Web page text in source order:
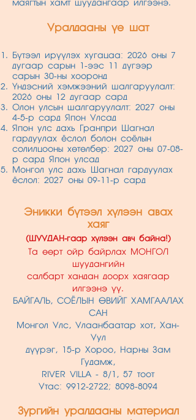
маягтын хамт шуудангаар илгээнэ.
Уралдааны үе шат
Бүтээл ирүүлэх хугацаа: 2026 оны 7
дугаар сарын 1-ээс 11 дүгээр
сарын 30-ны хооронд
Үндэсний хэмжээний шалгаруулалт:
2026 оны 12 дугаар сард
Олон улсын шалгаруулалт: 2027 оны
4-5-р сард Япон Улсад
Япон улс дахь Гранпри Шагнал
гардуулах ёслол болон соёлын
солилцооны хөтөлбөр: 2027 оны 07-08-
р сард Япон улсад
Монгол улс дахь Шагнал гардуулах
ёслол: 2027 оны 09-11-р сард
Эникки бүтээл хүлээн авах
хаяг
(ШУУДАН-гаар хүлээн авч байна!)
Та өөрт ойр байрлах МОНГОЛ
шуудангийн
салбарт хандан доорх хаягаар
илгээнэ үү.
БАЙГАЛЬ, СОЁЛЫН ӨВИЙГ ХАМГААЛАХ
САН
Монгол Улс, Улаанбаатар хот, Хан-
Уул
дүүрэг,
15-р Хороо, Нарны Зам
Гудамж,
RIVER VILLA - 8/1, 57 тоот
Утас: 9912-2722; 8098-8094
Зургийн уралдааны материал